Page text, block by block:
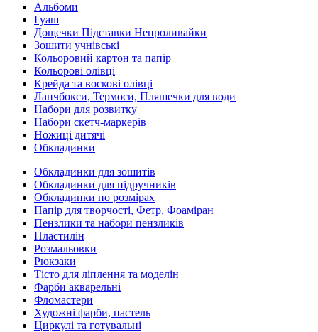
Альбоми
Гуаш
Дощечки Підставки Непроливайки
Зошити учнівські
Кольоровий картон та папір
Кольорові олівці
Крейда та воскові олівці
Ланчбокси, Термоси, Пляшечки для води
Набори для розвитку
Набори скетч-маркерів
Ножиці дитячі
Обкладинки
Обкладинки для зошитів
Обкладинки для підручників
Обкладинки по розмірах
Папір для творчості, Фетр, Фоаміран
Пензлики та набори пензликів
Пластилін
Розмальовки
Рюкзаки
Тісто для ліплення та моделін
Фарби акварельні
Фломастери
Художні фарби, пастель
Циркулі та готувальні